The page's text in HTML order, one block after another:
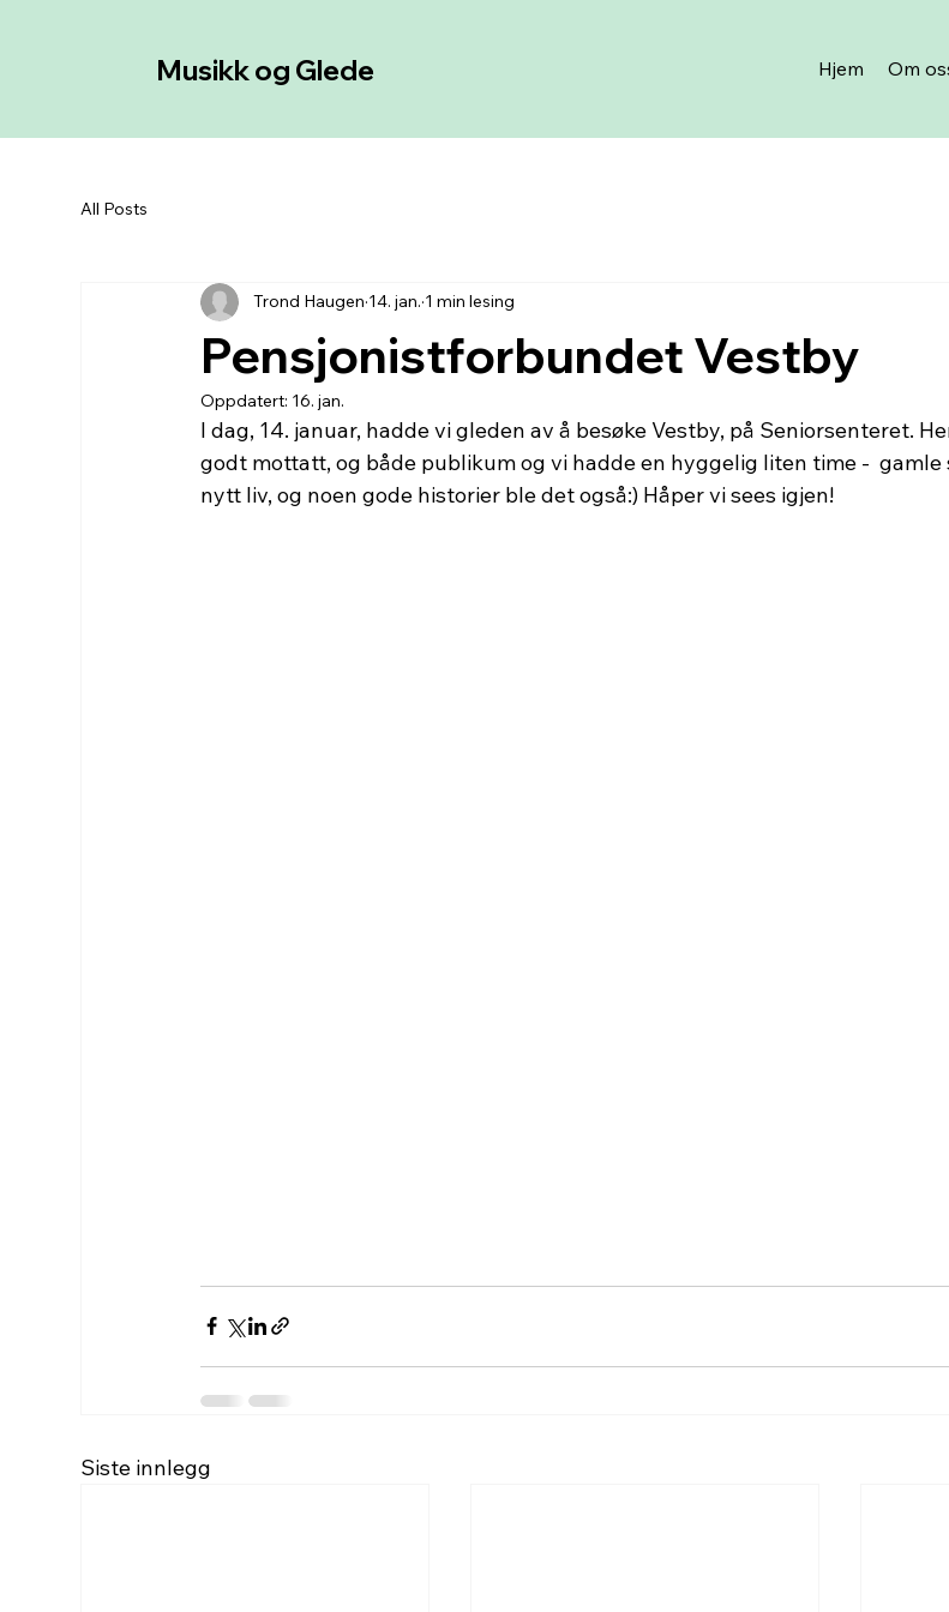
Musikk og Glede Hjem Om
All Posts
Pensjonistforbundet Vestby
Trond Haugen 14. jan. 1 min lesing
Oppdatert: 16. jan.
I dag, 14. januar, hadde vi gleden av å besøke Vestby, på Seniorsenteret.
godt mottatt, og både publikum og vi hadde en hyggelig liten time -
nytt liv, og noen gode historier ble det også:) Håper vi sees igjen!
Siste innlegg